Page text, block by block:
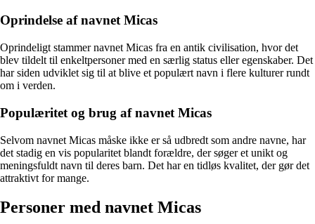
Oprindelse af navnet Micas
Oprindeligt stammer navnet Micas fra en antik civilisation, hvor det
blev tildelt til enkeltpersoner med en særlig status eller egenskaber. Det
har siden udviklet sig til at blive et populært navn i flere kulturer rundt
om i verden.
Populæritet og brug af navnet Micas
Selvom navnet Micas måske ikke er så udbredt som andre navne, har
det stadig en vis popularitet blandt forældre, der søger et unikt og
meningsfuldt navn til deres barn. Det har en tidløs kvalitet, der gør det
attraktivt for mange.
Personer med navnet Micas